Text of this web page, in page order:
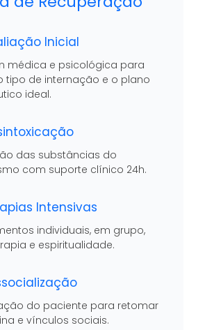
Inicial
médica e psicológica para
tipo de internação e o plano
ideal.
das substâncias do
com suporte clínico 24h.
Intensivas
individuais, em grupo,
e espiritualidade.
do paciente para retomar
e vínculos sociais.